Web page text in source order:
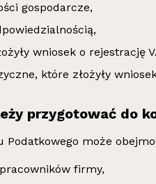
gospodarcze,
wniosek o rejestrację
które złożyły
przygotować do
Podatkowego może
firmy,